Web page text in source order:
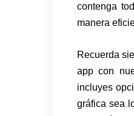
contenga
manera
Recuerda
app con
incluyes
gráfica sea